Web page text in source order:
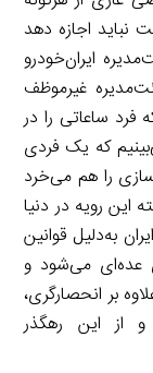
نباید اجازه دهد
ایران‌خودرو
غیرموظف
فرد ساعاتی را در
که یک فردی
را هم می‌خرد
رویه در دنیا
به‌دلیل قوانین
عده‌ای می‌شود و
بر انحصارگری،
از این رهگذر